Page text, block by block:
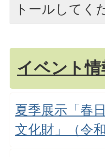
トールしてく
イベント
夏季展示「春
文化財」（令